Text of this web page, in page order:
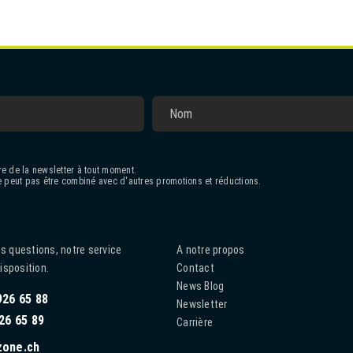
de la newsletter à tout moment.
pas être combiné avec d'autres promotions et réductions.
questions, notre service
65 88
65 89
A notre propos
Contact
News Blog
Newsletter
Carrière